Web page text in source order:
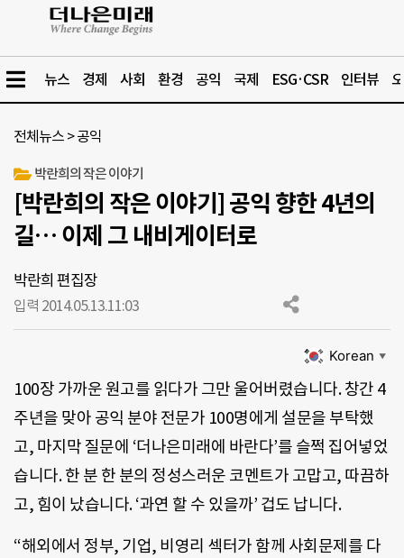
뉴스 경제 사회 환경 공익 국제 ESG·CSR 인터뷰
전체뉴스 >공익
박란희의 작은 이야기
[박란희의 작은 이야기] 공익 향한 4년의
길… 이제 그 내비게이터로
박란희 편집장
입력 2014.05.13.11:03
Korean ▼
100장 가까운 원고를 읽다가 그만 울어버렸습니다. 창간 4
주년을 맞아 공익 분야 전문가 100명에게 설문을 부탁했
고, 마지막 질문에 ‘더나은미래에 바란다’를 슬쩍 집어넣었
습니다. 한 분 한 분의 정성스러운 코멘트가 고맙고, 따끔하
고, 힘이 났습니다. ‘과연 할 수 있을까’ 겁도 납니다.
“해외에서 정부, 기업, 비영리 섹터가 함께 사회문제를 다